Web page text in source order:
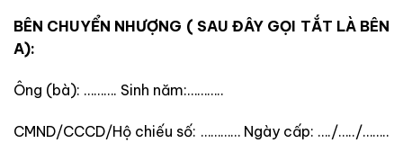
BÊN CHUYỂN NHƯỢNG ( SAU ĐÂY GỌI TẮT LÀ BÊN
A):
Ông (bà): ………. Sinh năm:………..
CMND/CCCD/Hộ chiếu số: ………… Ngày cấp: …./…../……..